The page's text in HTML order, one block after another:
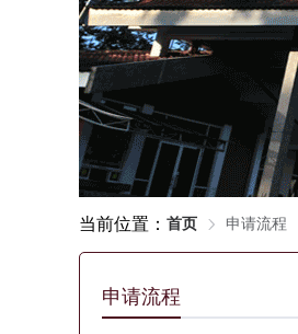
当前位置： 首页 申请流程
申请流程